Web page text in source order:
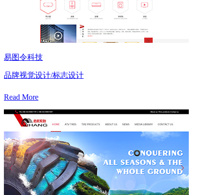
易图令科技
品牌视觉设计/标志设计
Read More